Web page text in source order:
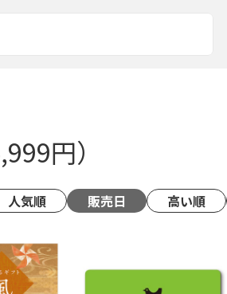
円）
人気順 販売日 高い順